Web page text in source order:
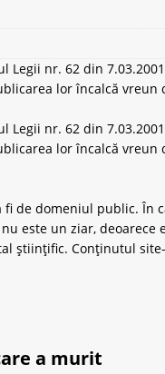
Legii nr. 62 din
lor încalcă vreun
Legii nr. 62 din
lor încalcă vreun
de domeniul public. În
este un ziar, deoarece
științific. Conținutul
a murit